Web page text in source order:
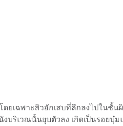
ดยเฉพาะสิวอักเสบที่ลึกลงไปใน
ริเวณนั้นยุบตัวลง เกิดเป็นรอยบุ๋